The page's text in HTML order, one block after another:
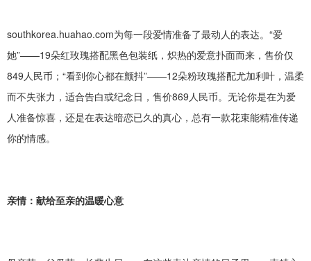
southkorea.huahao.com为每一段爱情准备了最动人的表达。“爱
她”——19朵红玫瑰搭配黑色包装纸，炽热的爱意扑面而来，售价仅
849人民币 ； “看到你心都在颤抖”——12朵粉玫瑰搭配尤加利叶，温柔
而不失张力，适合告白或纪念日，售价869人民币。无论你是在为爱
人准备惊喜，还是在表达暗恋已久的真心，总有一款花束能精准传递
你的情感。
亲情：献给至亲的温暖心意